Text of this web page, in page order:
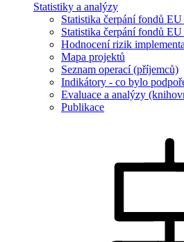
Statistiky a analýzy
Statistika čerpání fondů
Statistika čerpání fondů
Hodnocení rizik
Mapa projektů
Seznam operací (příjemců)
Indikátory - co bylo
Evaluace a analýzy
Publikace